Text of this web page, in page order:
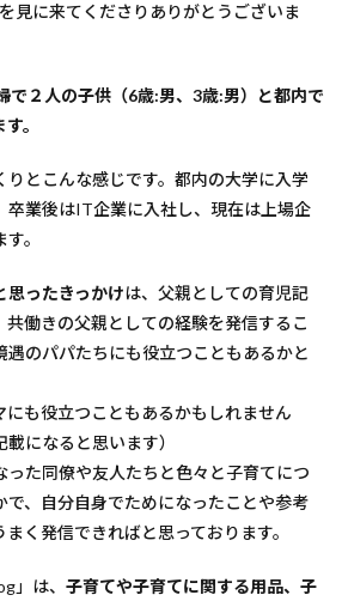
見に来てくださりありがとうございま
で２人の子供（6歳:男、3歳:男）と都内で
。
りとこんな感じです。都内の大学に入学
卒業後はIT企業に入社し、現在は上場企
。
思ったきっかけは、父親としての育児記
働きの父親としての経験を発信するこ
遇のパパたちにも役立つこともあるかと
にも役立つこともあるかもしれません
になると思います）
った同僚や友人たちと色々と子育てにつ
で、自分自身でためになったことや参考
く発信できればと思っております。
」は、 子育てや子育てに関する用品、子